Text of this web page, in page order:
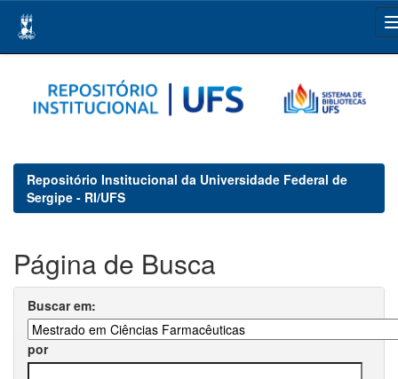
navigation
Repositório Institucional da Universidade Federal de
Sergipe - RI/UFS
Página de Busca
Buscar em:
por